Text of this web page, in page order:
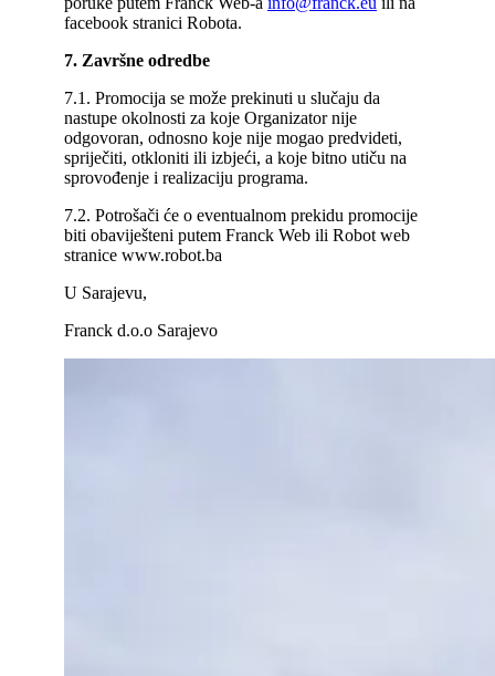
facebook stranici Robota.
7. Završne odredbe
7.1. Promocija se može prekinuti u slučaju da
nastupe okolnosti za koje Organizator nije
odgovoran, odnosno koje nije mogao predvideti,
spriječiti, otkloniti ili izbjeći, a koje bitno utiču na
sprovođenje i realizaciju programa.
7.2. Potrošači će o eventualnom prekidu promocije
biti obaviješteni putem Franck Web ili Robot web
stranice www.robot.ba
U Sarajevu,
Franck d.o.o Sarajevo